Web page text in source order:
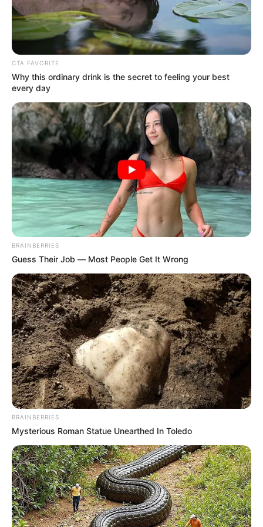
Pixabay
Barberos y peluqueros recibirán ayuda
Por:Jhonatan Bello Florez
Mayo 13, 2025
COMPARTIR
UNIRSE AL CANAL DE WHATSAPP
En ciudades comoBogotá, cada vez es más común ver
negocios dedicados a resaltar la imagen y el estilo
personal. Lasbarberíasypeluquerías no solo ofrecen un
cambio de look, también se han convertido en espacios
sociales donde vecinos conversan, se actualizan y crean
lazos que van más allá de lo comercial. Más allá de su
valor estético, estos negocios son una fuente de ingresos
norte hasta el sur, es común encontrar estos espacios
funcionando en garajes, locales pequeños o incluso
dentro de casas. Y ahora, gracias a una propuesta del
Concejo de Bogotá, se busca darles un respaldo real para
que puedan crecer y consolidarse.
Le puede interesar:Estratos sociales y Sisbén
CTA FAVORITE
Why this ordinary drink is the secret to feeling your best
every day
BRAINBERRIES
Guess Their Job — Most People Get It Wrong
BRAINBERRIES
Mysterious Roman Statue Unearthed In Toledo